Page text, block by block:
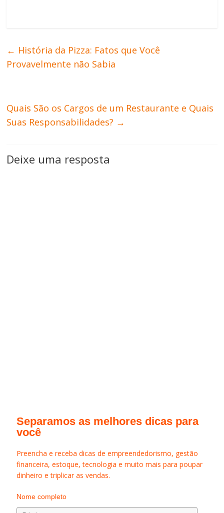
← História da Pizza: Fatos que Você
Provavelmente não Sabia
Quais São os Cargos de um Restaurante e Quais
Suas Responsabilidades? →
Deixe uma resposta
Separamos as melhores dicas para
você
Preencha e receba dicas de empreendedorismo, gestão
financeira, estoque, tecnologia e muito mais para poupar
dinheiro e triplicar as vendas.
Nome completo